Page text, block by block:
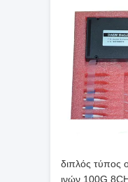
διπλός τύπος
ινών 100G